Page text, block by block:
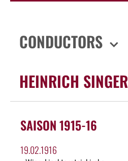
CONDUCTORS
HEINRICH SINGER
SAISON 1915-16
19.02.1916